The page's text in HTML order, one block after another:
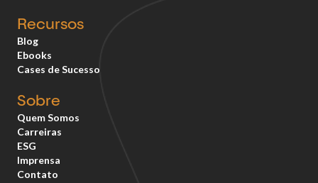
Recursos
Blog
Ebooks
Cases de Sucesso
Sobre
Quem Somos
Carreiras
ESG
Imprensa
Contato